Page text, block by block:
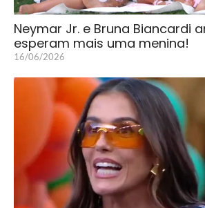
Neymar Jr. e Bruna Biancardi
esperam mais uma menina!
16/06/2026